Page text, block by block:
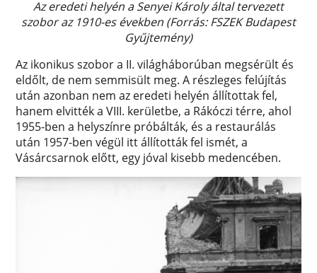
Az eredeti helyén a Senyei Károly által tervezett
szobor az 1910-es években (Forrás: FSZEK Budapest
Gyűjtemény)
Az ikonikus szobor a II. világháborúban megsérült és
eldőlt, de nem semmisült meg. A részleges felújítás
után azonban nem az eredeti helyén állítottak fel,
hanem elvitték a VIII. kerületbe, a Rákóczi térre, ahol
1955-ben a helyszínre próbálták, és a restaurálás
után 1957-ben végül itt állították fel ismét, a
Vásárcsarnok előtt, egy jóval kisebb medencében.